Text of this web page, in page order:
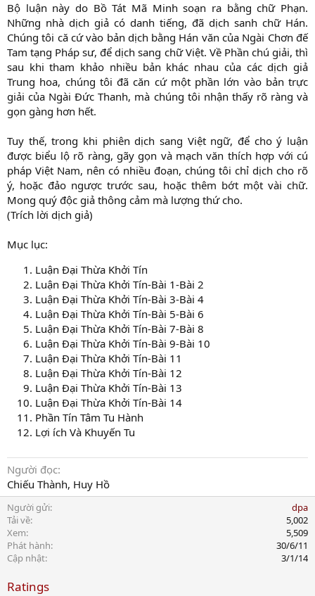
Bộ luận này do Bồ Tát Mã Minh soạn ra bằng chữ Phạn.
Những nhà dịch giả có danh tiếng, đã dịch sanh chữ Hán.
Chúng tôi că cứ vào bản dịch bằng Hán văn của Ngài Chơn đế
Tam tạng Pháp sư, để dịch sang chữ Việt. Về Phần chú giải, thì
sau khi tham khảo nhiều bản khác nhau của các dịch giả
Trung hoa, chúng tôi đã căn cứ một phần lớn vào bản trực
giải của Ngài Đức Thanh, mà chúng tôi nhận thấy rõ ràng và
gọn gàng hơn hết.
Tuy thế, trong khi phiên dịch sang Việt ngữ, để cho ý luận
được biểu lộ rõ ràng, gãy gọn và mạch văn thích hợp với cú
pháp Việt Nam, nên có nhiều đoạn, chúng tôi chỉ dịch cho rõ
ý, hoặc đảo ngược trước sau, hoặc thêm bớt một vài chữ.
Mong quý độc giả thông cảm mà lượng thứ cho.
(Trích lời dịch giả)
Mục lục:
Luận Đại Thừa Khởi Tín
Luận Đại Thừa Khởi Tín-Bài 1-Bài 2
Luận Đại Thừa Khởi Tín-Bài 3-Bài 4
Luận Đại Thừa Khởi Tín-Bài 5-Bài 6
Luận Đại Thừa Khởi Tín-Bài 7-Bài 8
Luận Đại Thừa Khởi Tín-Bài 9-Bài 10
Luận Đại Thừa Khởi Tín-Bài 11
Luận Đại Thừa Khởi Tín-Bài 12
Luận Đại Thừa Khởi Tín-Bài 13
Luận Đại Thừa Khởi Tín-Bài 14
Phần Tín Tâm Tu Hành
Lợi ích Và Khuyến Tu
Người đọc
Chiếu Thành, Huy Hồ
Người gửi
dpa
Tải về
5,002
Xem
5,509
Phát hành
30/6/11
Cập nhật
3/1/14
Ratings